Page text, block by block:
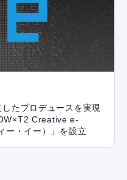
たプロデュースを実現
Creative e-
ー・イー）」を設立